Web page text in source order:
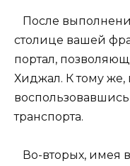
После
столице вашей
портал,
Хиджал. К тому же,
транспорта.
Во-вторых, имея